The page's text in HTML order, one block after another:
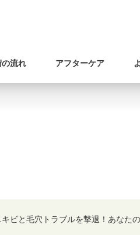
の流れ アフターケア
キビと毛穴トラブルを撃退！あなた